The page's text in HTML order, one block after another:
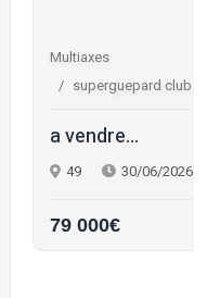
Multiaxes
superguepard club
a vendre...
49 30/06/2026
79 000€